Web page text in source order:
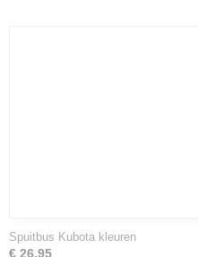
Spuitbus Kubota kleuren
€ 26,95